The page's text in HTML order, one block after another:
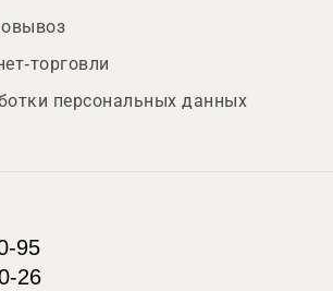
торговли
персональных данных
95
26